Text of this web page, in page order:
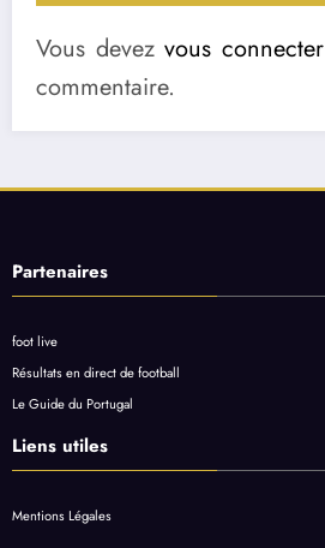
Vous devezvous connecter
commentaire.
Partenaires
foot live
Résultats en direct de football
Le Guide du Portugal
Liens utiles
Mentions Légales